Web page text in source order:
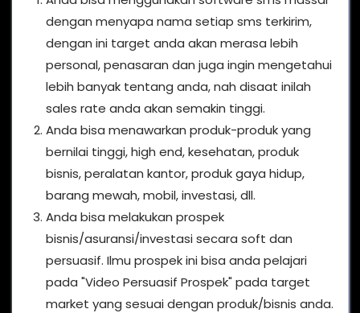
dengan menyapa nama setiap sms terkirim,
dengan ini target anda akan merasa lebih
personal, penasaran dan juga ingin mengetahui
lebih banyak tentang anda, nah disaat inilah
sales rate anda akan semakin tinggi.
Anda bisa menawarkan produk-produk yang
bernilai tinggi, high end, kesehatan, produk
bisnis, peralatan kantor, produk gaya hidup,
barang mewah, mobil, investasi, dll.
Anda bisa melakukan prospek
bisnis/asuransi/investasi secara soft dan
persuasif. Ilmu prospek ini bisa anda pelajari
pada "Video Persuasif Prospek" pada target
market yang sesuai dengan produk/bisnis anda.